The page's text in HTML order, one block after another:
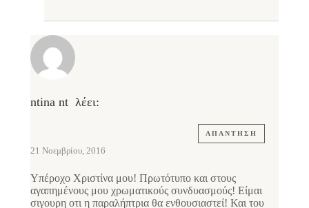
ntina nt λέει:
ΑΠΆΝΤΗΣΗ
21 Νοεμβρίου, 2016
Υπέροχο Χριστίνα μου! Πρωτότυπο και στους
αγαπημένους μου χρωματικούς συνδυασμούς! Είμαι
σιγουρη οτι η παραλήπτρια θα ενθουσιαστεί! Και του